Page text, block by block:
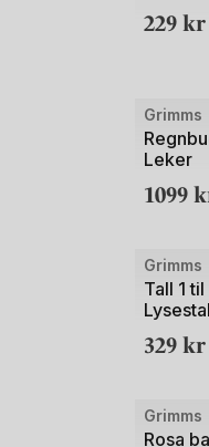
av
229kr
Bilde
av
Grimms
Leker
1099
Bilde
av
Grimms
Tall 1
329kr
Bilde
Grimms
Rosa